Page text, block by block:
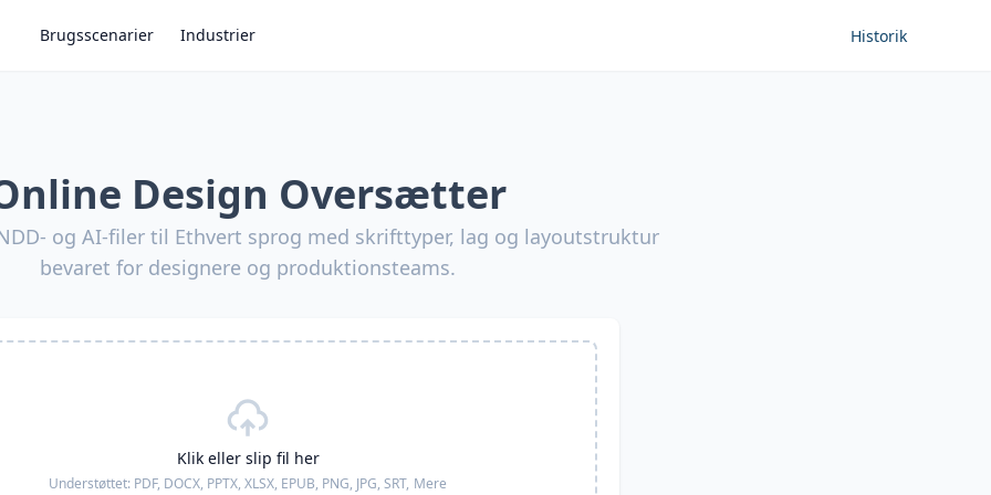
Brugsscenarier Industrier Historik
Design Oversætter
og AI-filer til Ethvert sprog med skrifttyper, lag og layoutstruktur
bevaret for designere og produktionsteams.
Klik eller slip fil her
Understøttet: PDF, DOCX, PPTX, XLSX, EPUB, PNG, JPG, SRT, Mere